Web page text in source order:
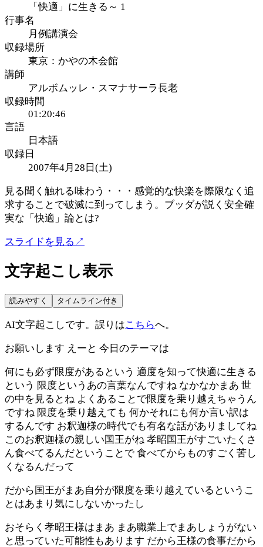
「快適」に生きる～ 1
行事名
月例講演会
収録場所
東京：かやの木会館
講師
アルボムッレ・スマナサーラ長老
収録時間
01:20:46
言語
日本語
収録日
2007年4月28日(土)
見る聞く触れる味わう・・・感覚的な快楽を際限なく追
求することで破滅に到ってしまう。ブッダが説く安全確
実な「快適」論とは?
スライドを見る ↗
文字起こし表示
読みやすく タイムライン付き
AI文字起こしです。誤りはこちらへ。
お願いします えーと 今日のテーマは
何にも必ず限度があるという 適度を知って快適に生きる
という 限度というあの言葉なんですね なかなかまあ 世
の中を見るとね よくあることで限度を乗り越えちゃうん
ですね 限度を乗り越えても 何かそれにも何か言い訳は
するんです お釈迦様の時代でも有名な話がありましてね
このお釈迦様の親しい国王がね 孝昭国王がすごいたくさ
ん食べてるんだということで 食べてからものすごく苦し
くなるんだって
だから国王がまあ自分が限度を乗り越えているというこ
とはあまり気にしないかったし
おそらく孝昭王様はまあ まあ職業上でまあしょうがない
と思っていた可能性もあります だから王様の食事だから